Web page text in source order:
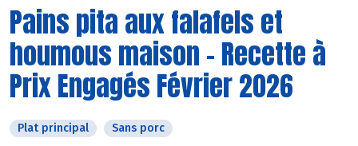
Pains pita aux falafels et
houmous maison - Recette à
Prix Engagés Février 2026
Plat principal Sans porc